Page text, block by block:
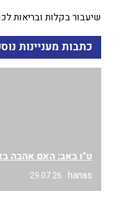
שיעבור בקלות ובריאות
כתבות מעניינות
ט"ו באב: האם אהבה
hanas
29.07.26